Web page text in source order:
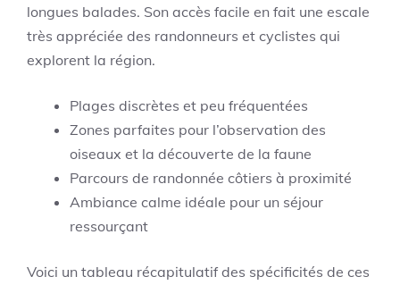
longues balades. Son accès facile en fait une escale
très appréciée des randonneurs et cyclistes qui
explorent la région.
Plages discrètes et peu fréquentées
Zones parfaites pour l’observation des
oiseaux et la découverte de la faune
Parcours de randonnée côtiers à proximité
Ambiance calme idéale pour un séjour
ressourçant
Voici un tableau récapitulatif des spécificités de ces